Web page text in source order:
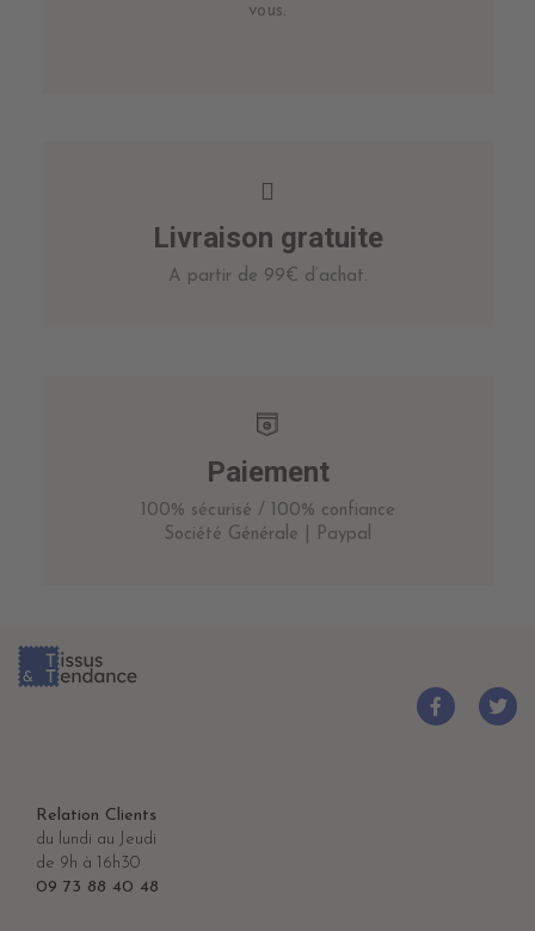
vous.
Livraison gratuite
A partir de 99€ d’achat.
Paiement
100% sécurisé / 100% confiance
Société Générale | Paypal
Relation Clients
du lundi au Jeudi
de 9h à 16h30
09 73 88 40 48